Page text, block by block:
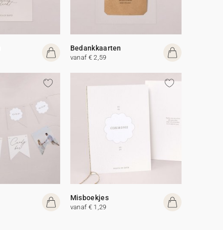
Bedankkaarten
vanaf € 2,59
Misboekjes
vanaf € 1,29